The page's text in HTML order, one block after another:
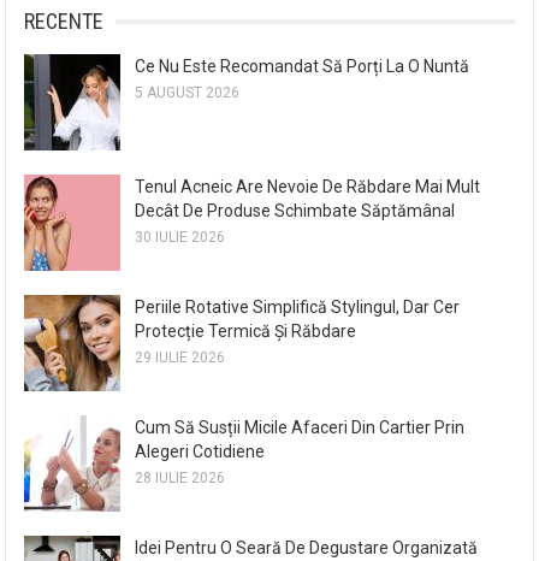
RECENTE
Ce Nu Este Recomandat Să Porți La O Nuntă
5 AUGUST 2026
Tenul Acneic Are Nevoie De Răbdare Mai Mult
Decât De Produse Schimbate Săptămânal
30 IULIE 2026
Periile Rotative Simplifică Stylingul, Dar Cer
Protecție Termică Și Răbdare
29 IULIE 2026
Cum Să Susții Micile Afaceri Din Cartier Prin
Alegeri Cotidiene
28 IULIE 2026
Idei Pentru O Seară De Degustare Organizată